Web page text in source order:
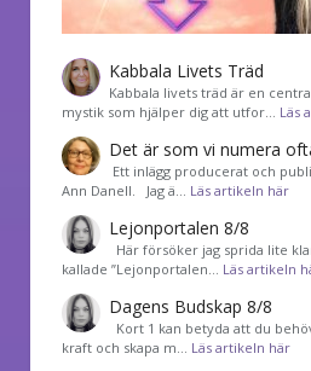
Kabbala Livets Träd
Kabbala livets träd är en
mystik som hjälper dig att utfor… Läs
Det är som vi numera
Ett inlägg producerat och
Ann Danell. Jag ä… Läs artikeln här
Lejonportalen 8/8
Här försöker jag sprida lite
kallade ”Lejonportalen… Läs artikeln
Dagens Budskap 8/8
Kort 1 kan betyda att du
kraft och skapa m… Läs artikeln här